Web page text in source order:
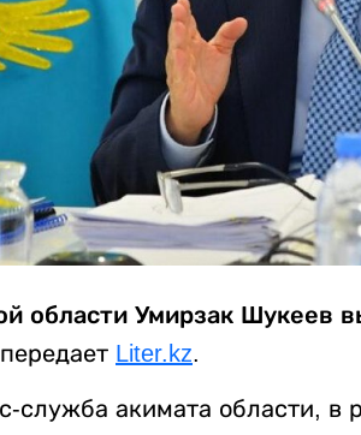
области Умирзак Шукеев
Liter.kz.
служба акимата области, в